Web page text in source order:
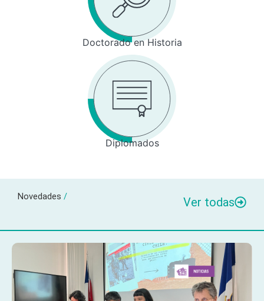
Doctorado en Historia
Diplomados
Novedades / Ver todas